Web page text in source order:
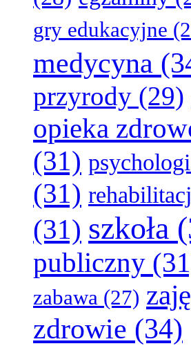
gry edukacyjne
medycyna
przyrody (29)
opieka
(31)
(31)
(31) szkoła
publiczny
zabawa (27)
zdrowie (34)